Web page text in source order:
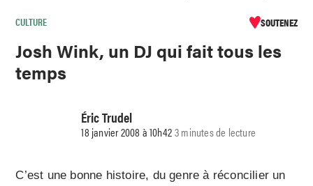
CULTURE SOUTENEZ
Josh Wink, un DJ qui fait tous les
temps
Éric Trudel
18 janvier 2008 à 10h423 minutes de lecture
C’est une bonne histoire, du genre à réconcilier un